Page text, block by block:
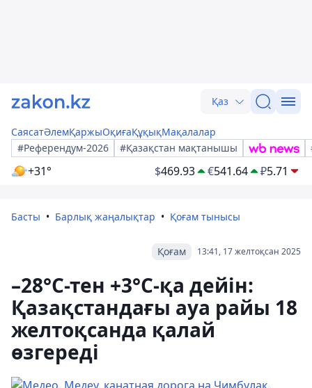
Қаз
СаясатӘлемҚаржыОқиғаҚұқықМақалалар
#Референдум-2026
#Қазақстан мақтанышы
+31° $469.93 €541.64 ₽5.71
Басты Барлық жаңалықтар Қоғам тынысы
13:41, 17 желтоқсан 2025
Қоғам
–28°С-тен +3°С-қа дейін:
Қазақстандағы ауа райы 18
желтоқсанда қалай
өзгереді